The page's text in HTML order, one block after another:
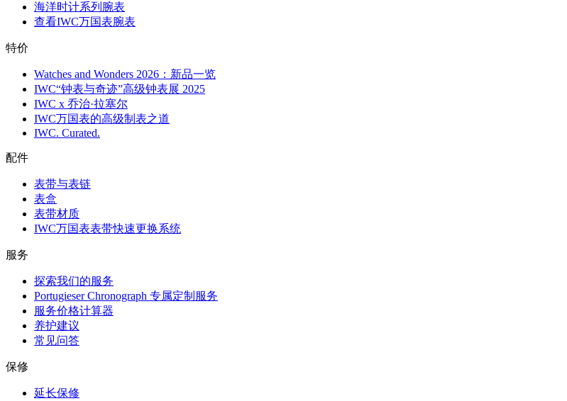
海洋时计系列腕表
查看IWC万国表腕表
特价
Watches and Wonders 2026：新品一览
IWC“钟表与奇迹”高级钟表展 2025
IWC x 乔治·拉塞尔
IWC万国表的高级制表之道
IWC. Curated.
配件
表带与表链
表盒
表带材质
IWC万国表表带快速更换系统
服务
探索我们的服务
Portugieser Chronograph 专属定制服务
服务价格计算器
养护建议
常见问答
保修
延长保修